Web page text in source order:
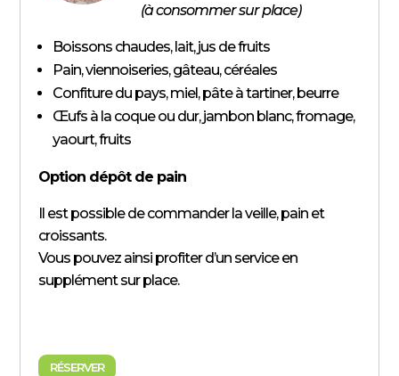
(à consommer sur place)
Boissons chaudes, lait, jus de fruits
Pain, viennoiseries, gâteau, céréales
Confiture du pays, miel, pâte à tartiner, beurre
Œufs à la coque ou dur, jambon blanc, fromage,
yaourt, fruits
Option dépôt de pain
Il est possible de commander la veille, pain et
croissants.
Vous pouvez ainsi profiter d’un service en
supplément sur place.
RÉSERVER